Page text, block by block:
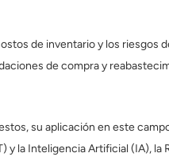
de inventario y los riesgos
de compra y
su aplicación en este
la Inteligencia Artificial (IA), la